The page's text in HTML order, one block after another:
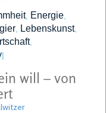
, Energie
Lebenskunst,
,
|
will – von